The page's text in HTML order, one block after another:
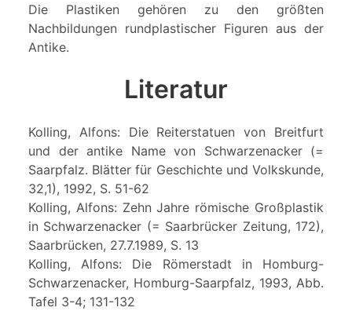
Die Plastiken gehören zu den größten
Nachbildungen rundplastischer Figuren aus der
Antike.
Literatur
Kolling, Alfons: Die Reiterstatuen von Breitfurt
und der antike Name von Schwarzenacker (=
Saarpfalz. Blätter für Geschichte und Volkskunde,
32,1), 1992, S. 51-62
Kolling, Alfons: Zehn Jahre römische Großplastik
in Schwarzenacker (= Saarbrücker Zeitung, 172),
Saarbrücken, 27.7.1989, S. 13
Kolling, Alfons: Die Römerstadt in Homburg-
Schwarzenacker, Homburg-Saarpfalz, 1993, Abb.
Tafel 3-4; 131-132